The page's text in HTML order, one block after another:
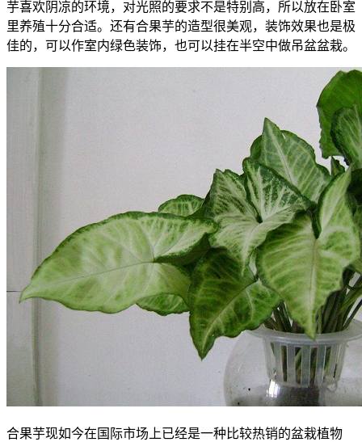
芋喜欢阴凉的环境，对光照的要求不是特别高，所以放在卧室
里养殖十分合适。还有合果芋的造型很美观，装饰效果也是极
佳的，可以作室内绿色装饰，也可以挂在半空中做吊盆盆栽。
合果芋现如今在国际市场上已经是一种比较热销的盆栽植物